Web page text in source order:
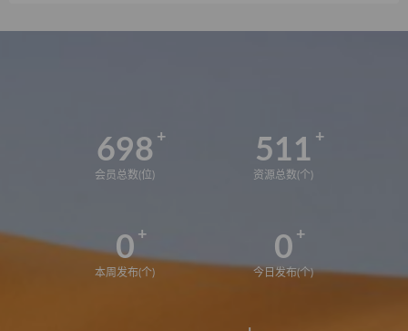
698
会员总数(位)
511
资源总数(个)
0
本周发布(个)
0
今日发布(个)